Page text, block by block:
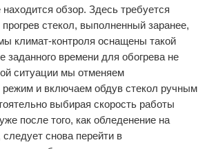
находится обзор. Здесь требуется
стекол, выполненный заранее,
климат-контроля оснащены такой
заданного времени для обогрева не
ситуации мы отменяем
режим и включаем обдув стекол ручным
выбирая скорость работы
после того, как обледенение на
снова перейти в